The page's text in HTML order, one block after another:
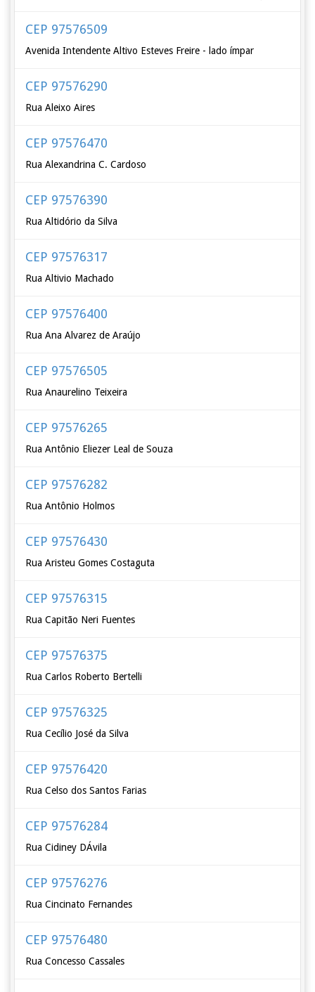
CEP 97576509
Avenida Intendente Altivo Esteves Freire - lado ímpar
CEP 97576290
Rua Aleixo Aires
CEP 97576470
Rua Alexandrina C. Cardoso
CEP 97576390
Rua Altidório da Silva
CEP 97576317
Rua Altivio Machado
CEP 97576400
Rua Ana Alvarez de Araújo
CEP 97576505
Rua Anaurelino Teixeira
CEP 97576265
Rua Antônio Eliezer Leal de Souza
CEP 97576282
Rua Antônio Holmos
CEP 97576430
Rua Aristeu Gomes Costaguta
CEP 97576315
Rua Capitão Neri Fuentes
CEP 97576375
Rua Carlos Roberto Bertelli
CEP 97576325
Rua Cecílio José da Silva
CEP 97576420
Rua Celso dos Santos Farias
CEP 97576284
Rua Cidiney DÁvila
CEP 97576276
Rua Cincinato Fernandes
CEP 97576480
Rua Concesso Cassales